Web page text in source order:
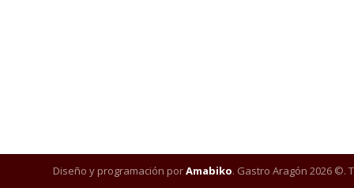
Diseño y programación porAmabiko. Gastro Aragón 2026 ©.